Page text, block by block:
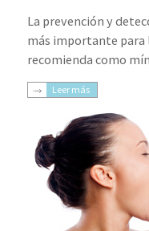
La prevención y
más importante para
recomienda como
Leer más